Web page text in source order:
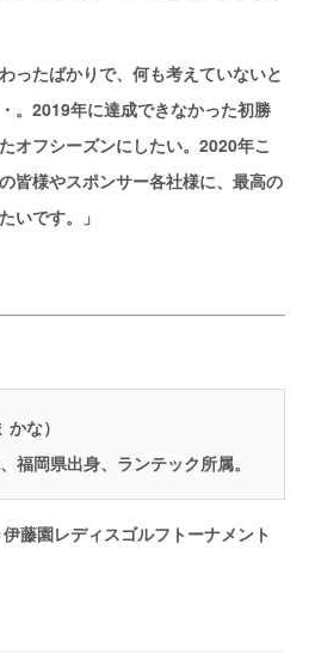
ったばかりで、何も考えていないと
。2019年に達成できなかった初勝
オフシーズンにしたい。2020年こ
皆様やスポンサー各社様に、最高の
いです。」
な）
福岡県出身、ランテック所属。
藤園レディスゴルフトーナメント